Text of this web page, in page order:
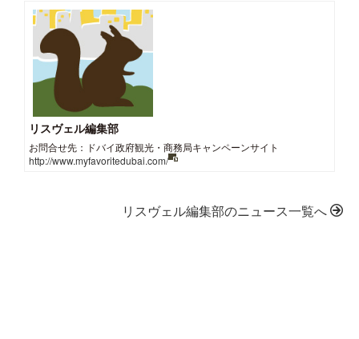
リスヴェル編集部
お問合せ先：ドバイ政府観光・商務局キャンペーンサイト
http://www.myfavoritedubai.com/
リスヴェル編集部のニュース一覧へ